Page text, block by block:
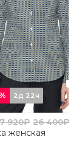
% 2д 22ч
7 920₽ 26 400₽
женская